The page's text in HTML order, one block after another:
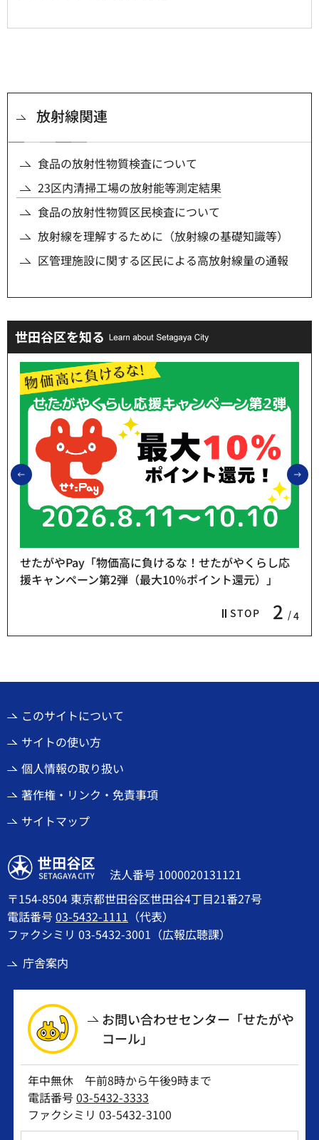
放射線関連
食品の放射性物質検査について
23区内清掃工場の放射能等測定結果
食品の放射性物質区民検査について
放射線を理解するために（放射線の基礎知識等）
区管理施設に関する区民による高放射線量の通報
世田谷区を知る
前のスライドを表示
STOP 2 4
せたがやPay「物価高に負けるな！せたがやくらし応
援キャンペーン第2弾（最大10％ポイント還元）」
このサイトについて
サイトの使い方
個人情報の取り扱い
著作権・リンク・免責事項
サイトマップ
世田谷区
法人番号 1000020131121
〒154-8504 東京都世田谷区世田谷4丁目21番27号
電話番号03-5432-1111 （代表）
ファクシミリ 03-5432-3001（広報広聴課）
庁舎案内
お問い合わせセンター「せたがや
コール」
年中無休 午前8時から午後9時まで
電話番号03-5432-3333
ファクシミリ 03-5432-3100